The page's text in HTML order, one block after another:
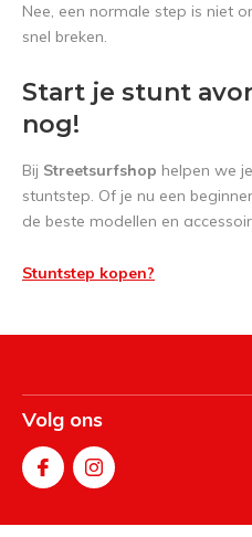
Nee, een normale step is niet
snel breken.
Start je stunt
nog!
Bij Streetsurfshop helpen we
stuntstep. Of je nu een
de beste modellen en
Stuntstep kopen?
Volg ons